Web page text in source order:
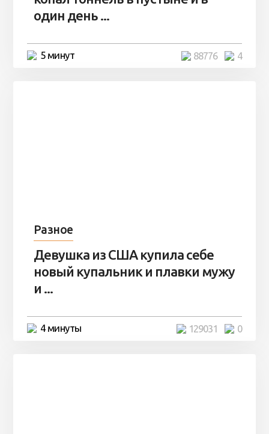
один день ...
5 минут 4
88776
Разное
Девушка из США купила себе
новый купальник и плавки мужу
и ...
4 минуты 0
129031